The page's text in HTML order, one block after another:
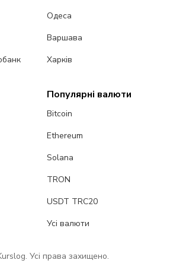
Одеса
Варшава
Харків
Популярні валюти
Bitcoin
Ethereum
Solana
TRON
USDT TRC20
Усі валюти
Усі права захищено.